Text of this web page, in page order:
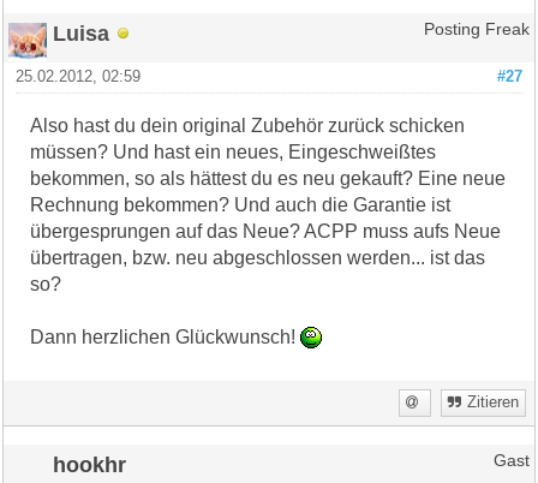
Luisa Posting Freak
#27
25.02.2012, 02:59
Also hast du dein original Zubehör zurück schicken
müssen? Und hast ein neues, Eingeschweißtes
bekommen, so als hättest du es neu gekauft? Eine neue
Rechnung bekommen? Und auch die Garantie ist
übergesprungen auf das Neue? ACPP muss aufs Neue
übertragen, bzw. neu abgeschlossen werden... ist das
so?
Dann herzlichen Glückwunsch!
Zitieren
hookhr Gast